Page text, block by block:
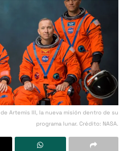
Artemis III, la nueva misión dentro de su
programa lunar. Crédito: NASA.